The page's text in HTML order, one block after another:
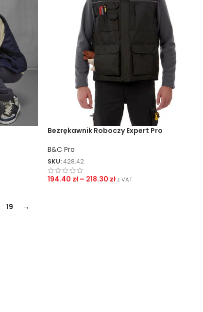
Bezrękawnik Roboczy Expert Pro
B&C Pro
SKU:428.42
194.40 zł – 218.30 zł z VAT
19 →